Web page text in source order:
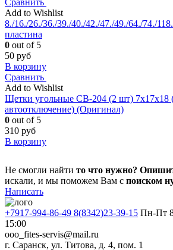
Сравнить
Add to Wishlist
8./16./26./36./39./40./42./47./49./64./74./
пластина
0 out of 5
50 руб
В корзину
Сравнить
Add to Wishlist
Щетки угольные CB-204 (2 шт) 7x17x18
автоотключение) (Оригинал)
0 out of 5
310 руб
В корзину
Не смогли найти то что нужно?
искали, и мы поможем Вам с поиском
Написать
+7917-994-86-49 8(8342)23-39-15 Пн-Пт
15:00
ooo_fites-servis@mail.ru
г. Саранск, ул. Титова, д. 4, пом. 1